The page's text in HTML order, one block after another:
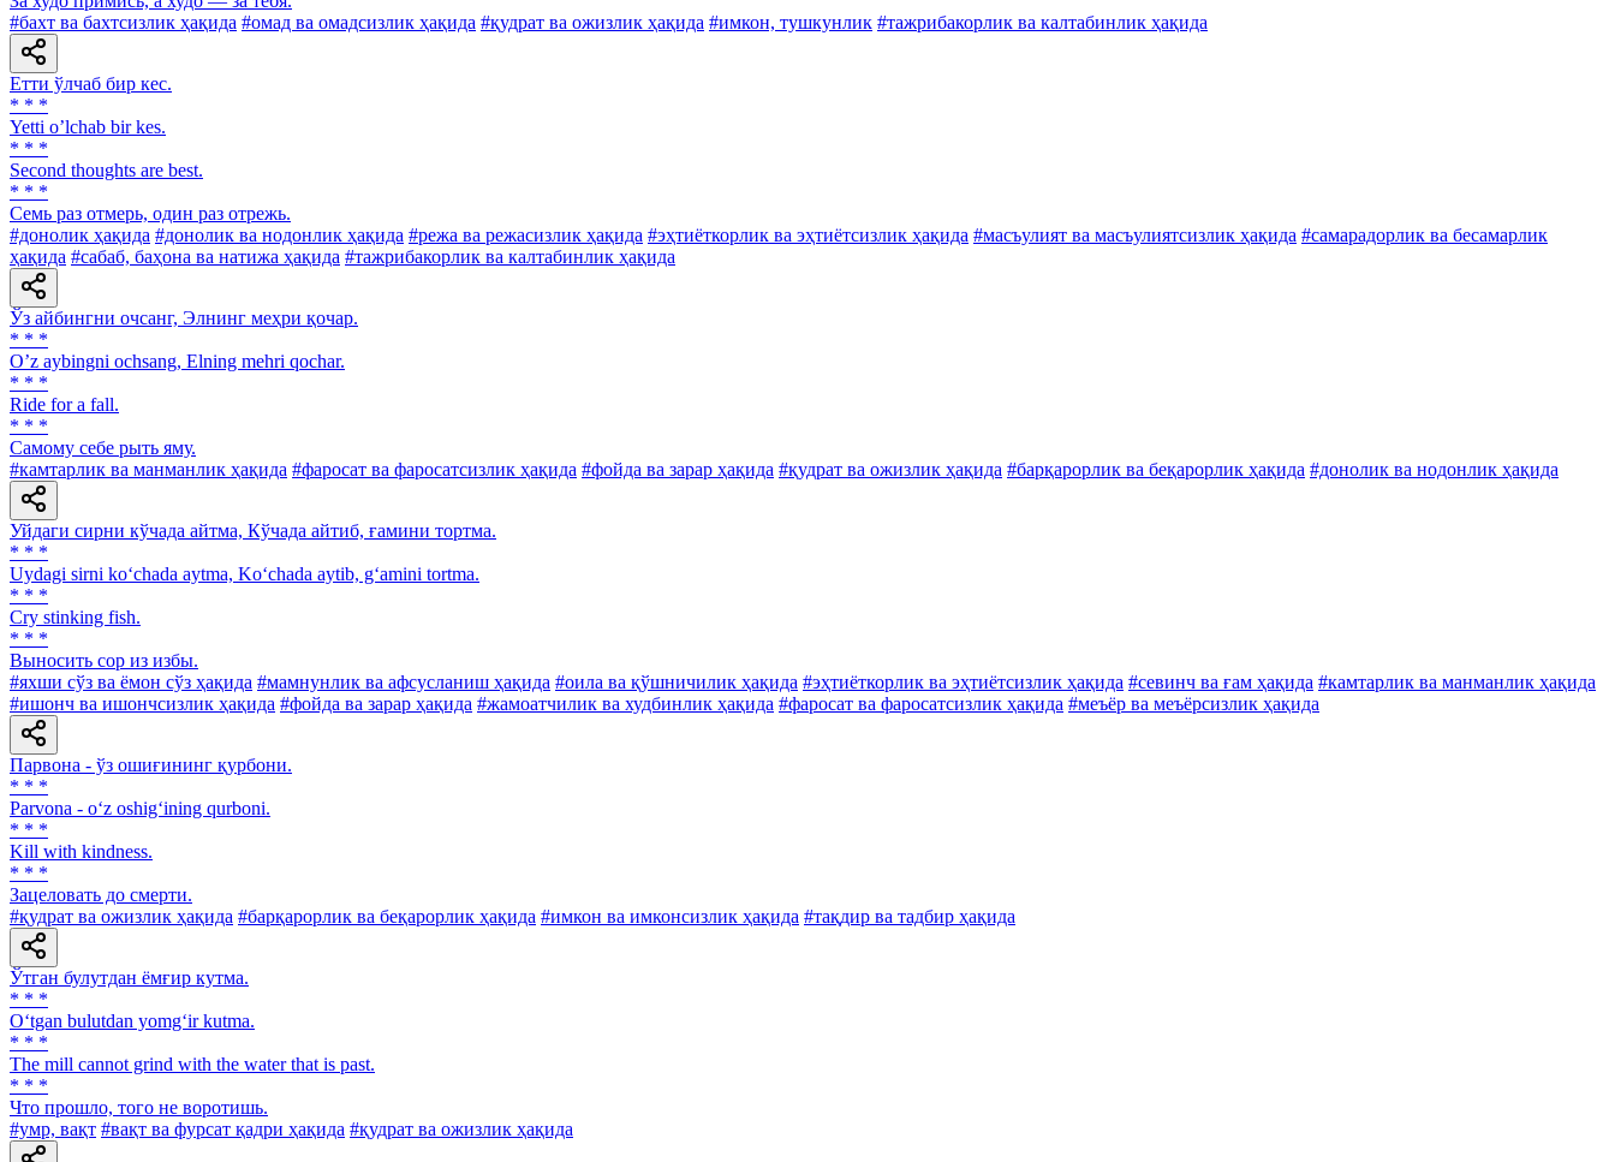
#бахт ва бахтсизлик ҳақида #омад ва омадсизлик ҳақида #қудрат ва ожизлик ҳақида #имкон, тушкунлик #тажрибакорлик ва калтабинлик ҳақида
Етти ўлчаб бир кес.
* * *
Yetti oʼlchab bir kes.
* * *
Second thoughts are best.
* * *
Семь раз отмерь, один раз отрежь.
#донолик ҳақида #донолик ва нодонлик ҳақида #режа ва режасизлик ҳақида #эҳтиёткорлик ва эҳтиётсизлик ҳақида #масъулият ва масъулиятсизлик ҳақида #самарадорлик ва бесамарлик
ҳақида #сабаб, баҳона ва натижа ҳақида #тажрибакорлик ва калтабинлик ҳақида
Ўз айбингни очсанг, Элнинг меҳри қочар.
* * *
Oʼz aybingni ochsang, Elning mehri qochar.
* * *
Ride for a fall.
* * *
Самому себе рыть яму.
#камтарлик ва манманлик ҳақида #фаросат ва фаросатсизлик ҳақида #фойда ва зарар ҳақида #қудрат ва ожизлик ҳақида #барқарорлик ва беқарорлик ҳақида #донолик ва нодонлик ҳақида
Уйдаги сирни кўчада айтма, Кўчада айтиб, ғамини тортма.
* * *
Uydagi sirni ko‘chada aytma, Ko‘chada aytib, g‘amini tortma.
* * *
Cry stinking fish.
* * *
Выносить cop из избы.
#яхши сўз ва ёмон сўз ҳақида #мамнунлик ва афсусланиш ҳақида #оила ва қўшничилик ҳақида #эҳтиёткорлик ва эҳтиётсизлик ҳақида #севинч ва ғам ҳақида #камтарлик ва манманлик ҳақида
#ишонч ва ишончсизлик ҳақида #фойда ва зарар ҳақида #жамоатчилик ва худбинлик ҳақида #фаросат ва фаросатсизлик ҳақида #меъёр ва меъёрсизлик ҳақида
Парвона - ўз ошиғининг қурбони.
* * *
Parvona - o‘z oshig‘ining qurboni.
* * *
Kill with kindness.
* * *
Зацеловать до смерти.
#қудрат ва ожизлик ҳақида #барқарорлик ва беқарорлик ҳақида #имкон ва имконсизлик ҳақида #тақдир ва тадбир ҳақида
Ўтган булутдан ёмғир кутма.
* * *
O‘tgan bulutdan yomg‘ir kutma.
* * *
The mill cannot grind with the water that is past.
* * *
Что прошло, того не воротишь.
#умр, вақт #вақт ва фурсат қадри ҳақида #қудрат ва ожизлик ҳақида